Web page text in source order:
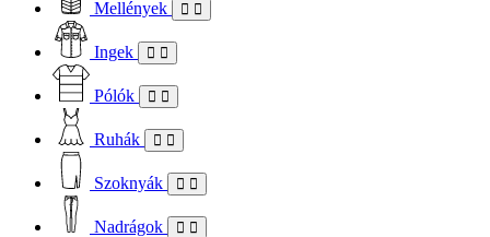
Mellények
Ingek
Pólók
Ruhák
Szoknyák
Nadrágok